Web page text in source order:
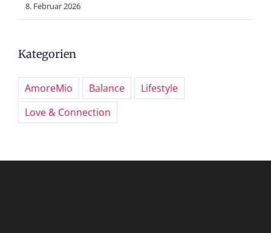
8. Februar 2026
Kategorien
AmoreMio Balance
Lifestyle
Love & Connection